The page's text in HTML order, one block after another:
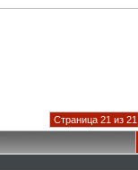
Страница 21 из 21